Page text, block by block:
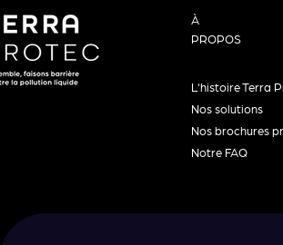
À
PROPOS
L'histoire Terra
Nos solutions
Nos brochures
Notre FAQ